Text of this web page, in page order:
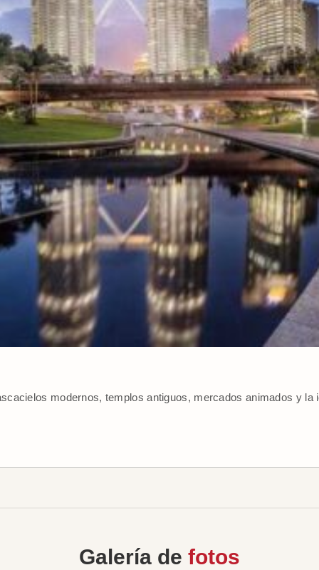
modernos, templos antiguos, mercados animados y la
Galería de fotos